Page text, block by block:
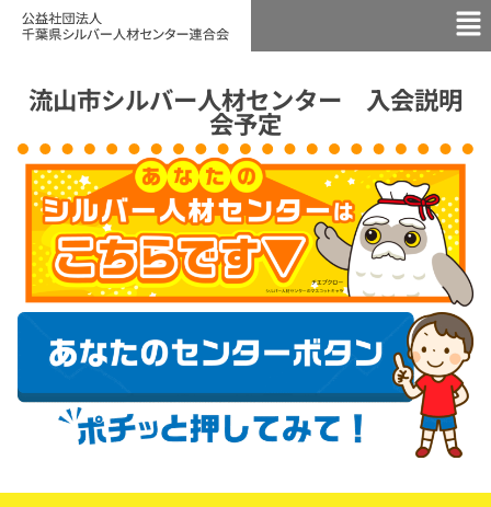
流山市シルバー人材センター 入会説明
会予定